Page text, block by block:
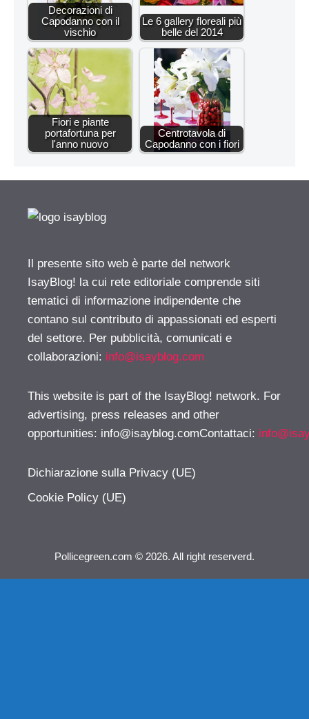
Decorazioni di
Capodanno con il
vischio
Le 6 gallery floreali più
belle del 2014
Fiori e piante
portafortuna per
l'anno nuovo
Centrotavola di
Capodanno con i fiori
Il presente sito web è parte del network
IsayBlog! la cui rete editoriale comprende siti
tematici di informazione indipendente che
contano sul contributo di appassionati ed esperti
del settore. Per pubblicità, comunicati e
collaborazioni: info@isayblog.com
This website is part of the IsayBlog! network. For
advertising, press releases and other
opportunities: info@isayblog.comContattaci:
Dichiarazione sulla Privacy (UE)
Cookie Policy (UE)
Pollicegreen.com © 2026. All right reserverd.